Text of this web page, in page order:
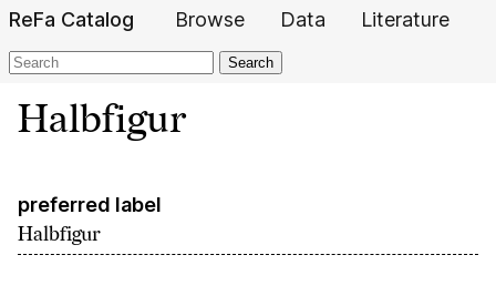
ReFa Catalog Browse Data Literature
Search
Halbfigur
preferred label
Halbfigur